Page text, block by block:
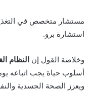
استشارة برو.
وخلاصة القول إن النظام
أسلوب حياة يجب اتباعه
ويعزز الصحة الجسدية